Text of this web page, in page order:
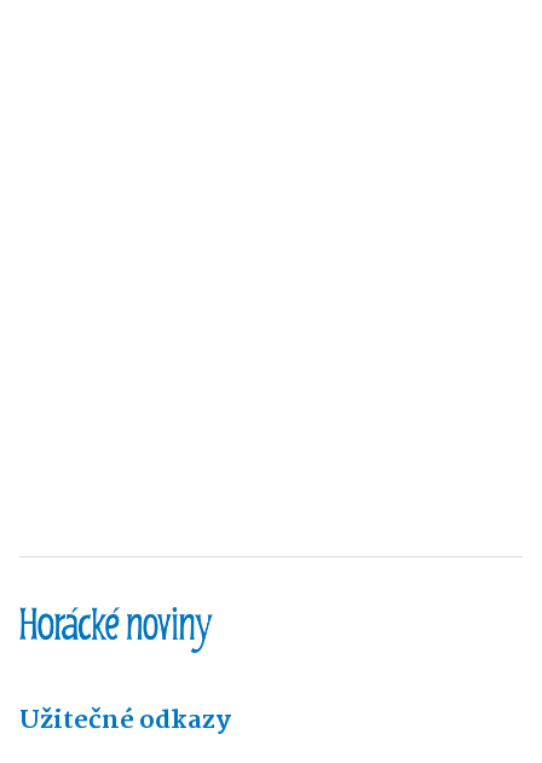
Užitečné odkazy